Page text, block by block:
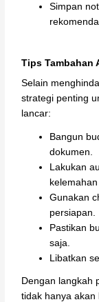
Simpan
Tips Tambahan
Selain
strategi penting
lancar:
Bangun
dokumen.
Lakukan
Gunakan
persiapan.
Pastikan
saja.
Libatkan
Dengan langkah
tidak hanya akan